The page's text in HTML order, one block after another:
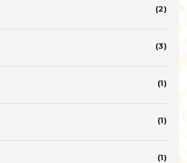
(2)
(3)
(1)
(1)
(1)